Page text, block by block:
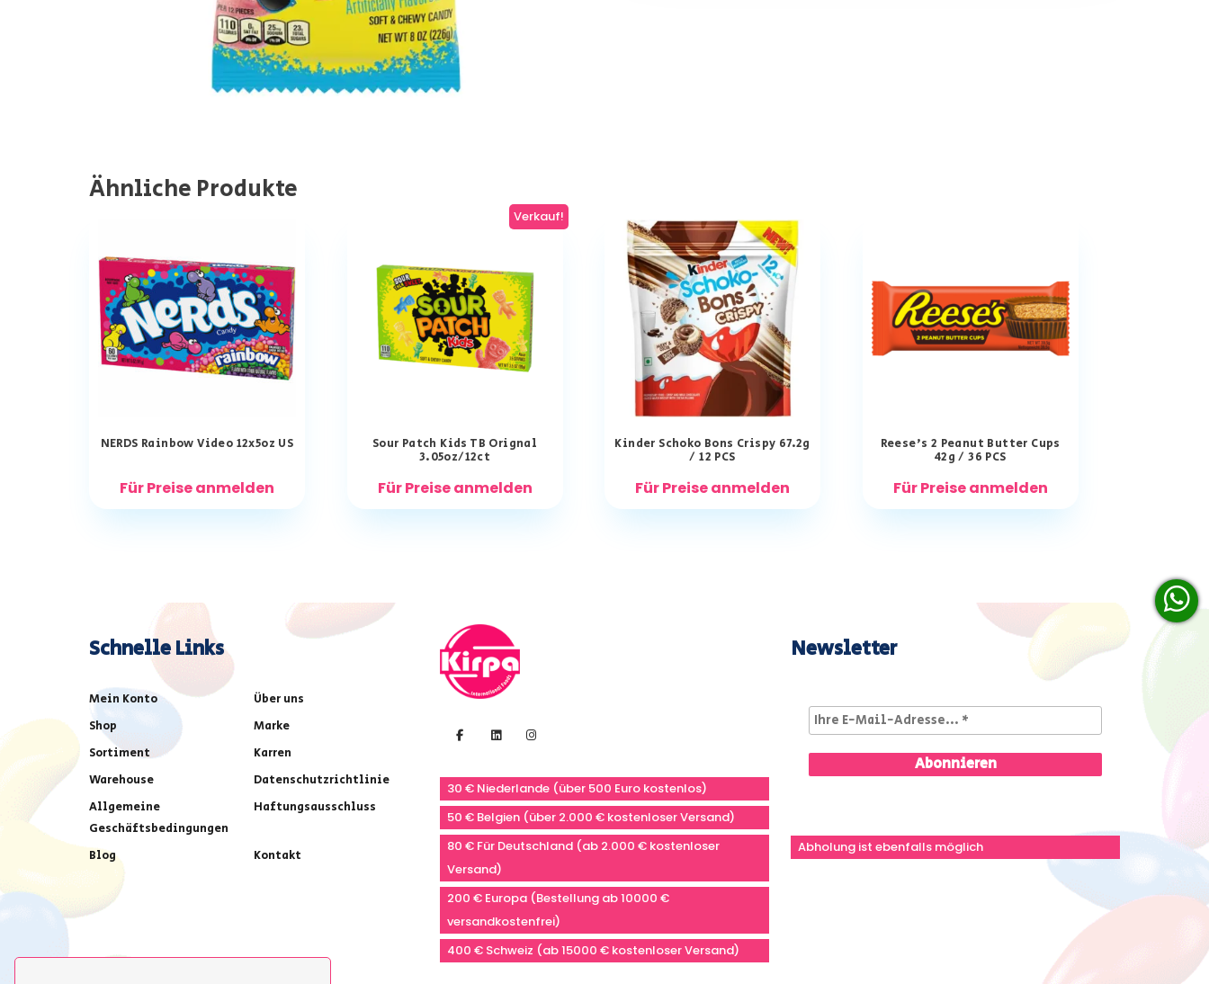
Ähnliche Produkte
NERDS Rainbow Video 12x5oz US
Für Preise anmelden
Verkauf!
Sour Patch Kids TB Orignal
3.05oz/12ct
Für Preise anmelden
Kinder Schoko Bons Crispy 67.2g
/ 12 PCS
Für Preise anmelden
Reese’s 2 Peanut Butter Cups
42g / 36 PCS
Für Preise anmelden
Schnelle Links
Mein Konto
Über uns
Shop
Marke
Sortiment
Karren
Warehouse
Datenschutzrichtlinie
Allgemeine
Geschäftsbedingungen
Haftungsausschluss
Blog Kontakt
30 € Niederlande (über 500 Euro kostenlos)
50 € Belgien (über 2.000 € kostenloser Versand)
80 € Für Deutschland (ab 2.000 € kostenloser
Versand)
200 € Europa (Bestellung ab 10000 €
versandkostenfrei)
400 € Schweiz (ab 15000 € kostenloser Versand)
Newsletter
Abholung ist ebenfalls möglich